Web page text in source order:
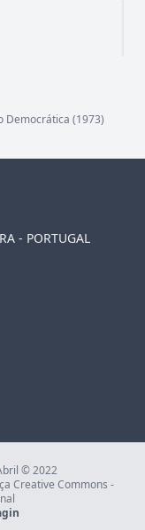
Democrática (1973)
- PORTUGAL
© 2022
Creative Commons -